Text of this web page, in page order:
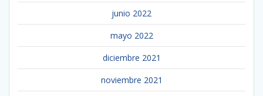
junio 2022
mayo 2022
diciembre 2021
noviembre 2021